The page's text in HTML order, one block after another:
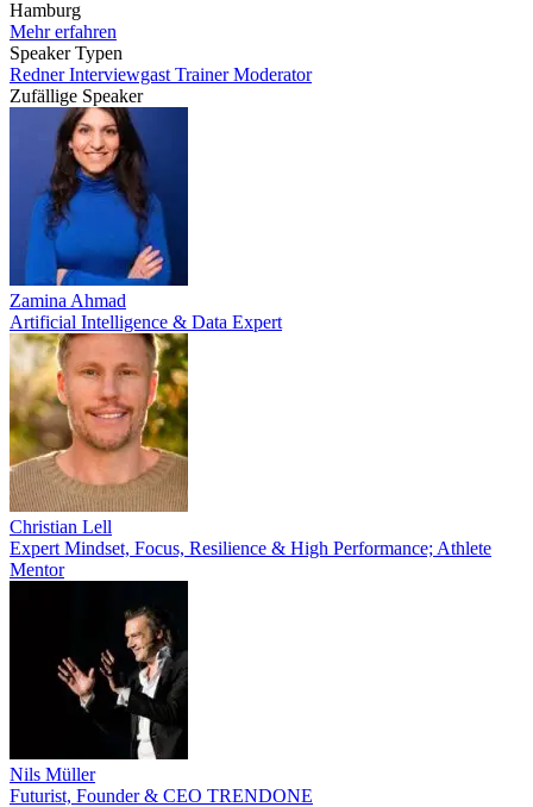
Hamburg
Mehr erfahren
Speaker Typen
RednerInterviewgast TrainerModerator
Zufällige Speaker
Zamina Ahmad
Artificial Intelligence & Data Expert
Christian Lell
Expert Mindset, Focus, Resilience & High Performance; Athlete
Mentor
Nils Müller
Futurist, Founder & CEO TRENDONE